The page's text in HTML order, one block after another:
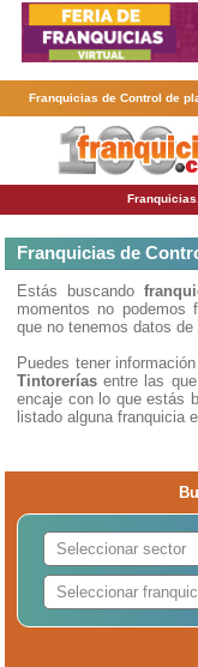
Franquicias de Control de
franquicias de Control de plagas .
Franquicias de
Estás buscando
momentos no podemos
que no tenemos datos
Puedes tener
Tintorerías entre las
encaje con lo que estás
listado alguna franquicia